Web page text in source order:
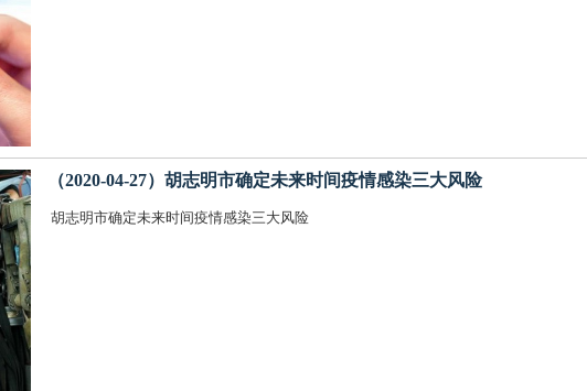
（2020-04-27）胡志明市确定未来时间疫情感染三大风险
胡志明市确定未来时间疫情感染三大风险